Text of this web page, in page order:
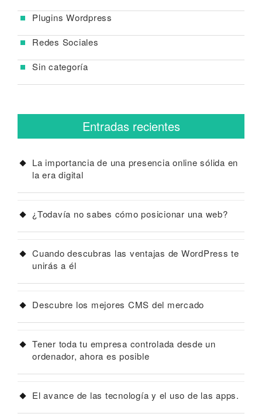
Plugins Wordpress
Redes Sociales
Sin categoría
Entradas recientes
La importancia de una presencia online sólida en
la era digital
¿Todavía no sabes cómo posicionar una web?
Cuando descubras las ventajas de WordPress te
unirás a él
Descubre los mejores CMS del mercado
Tener toda tu empresa controlada desde un
ordenador, ahora es posible
El avance de las tecnología y el uso de las apps.